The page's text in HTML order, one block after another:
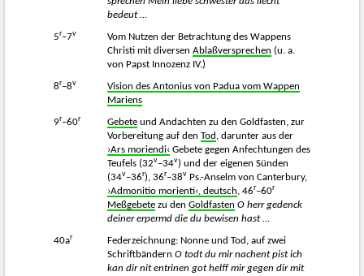
bedeut …
5r–7v
Vom Nutzen der Betrachtung des Wappens
Christi mit diversen Ablaßversprechen (u. a.
von Papst Innozenz IV.)
8r–8v
Vision des Antonius von Padua vom Wappen
Mariens
9r–60r Gebete und Andachten zu den Goldfasten, zur
Vorbereitung auf den Tod , darunter aus der
›Ars moriendi‹ Gebete gegen Anfechtungen des
Teufels (32v–34v) und der eigenen Sünden
(34v–36r), 36r–38v Ps.-Anselm von Canterbury,
›Admonitio morienti‹, deutsch, 46r–60r
Meßgebete zu den Goldfasten O herr gedenck
deiner erpermd die du bewisen hast…
40ar
Federzeichnung: Nonne und Tod, auf zwei
Schriftbändern O todt du mir nachent pist ich
kan dir nit entrinen got helff mir gegen dir mit